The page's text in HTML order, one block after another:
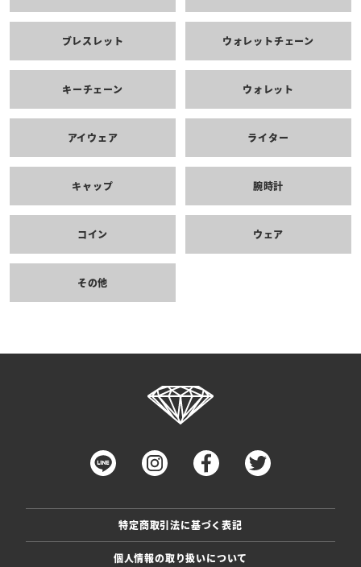
ブレスレット ウォレットチェーン
キーチェーン ウォレット
アイウェア ライター
キャップ 腕時計
コイン ウェア
その他
特定商取引法に基づく表記
個人情報の取り扱いについて